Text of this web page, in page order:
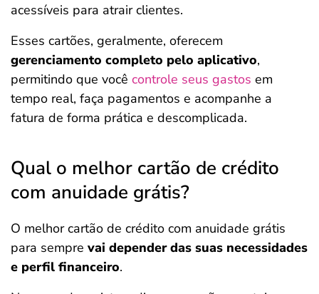
acessíveis para atrair clientes.
Esses cartões, geralmente, oferecem
gerenciamento completo pelo aplicativo,
permitindo que você controle seus gastos em
tempo real, faça pagamentos e acompanhe a
fatura de forma prática e descomplicada.
Qual o melhor cartão de crédito
com anuidade grátis?
O melhor cartão de crédito com anuidade grátis
para sempre vai depender das suas necessidades
e perfil financeiro.